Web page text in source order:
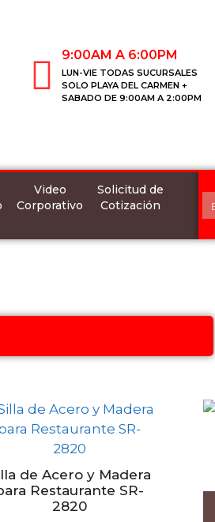
9:00AM A 6:00PM
LUN-VIE TODAS SUCURSALES
SOLO PLAYA DEL CARMEN +
SABADO DE 9:00AM A 2:00PM
Video
Corporativo
Solicitud de
Cotización
de Acero y Madera
Restaurante SR-
2820